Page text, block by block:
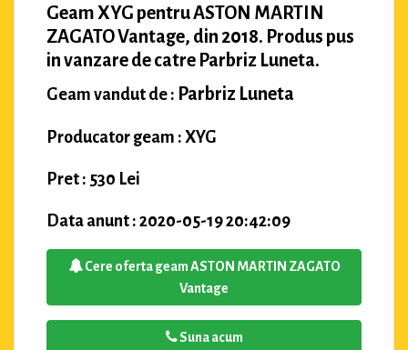
Geam XYG pentru ASTON MARTIN
ZAGATO Vantage, din 2018. Produs pus
in vanzare de catre Parbriz Luneta.
Geam vandut de : Parbriz Luneta
Producator geam : XYG
Pret : 530 Lei
Data anunt : 2020-05-19 20:42:09
Cere oferta geam ASTON MARTIN ZAGATO
Vantage
Suna acum